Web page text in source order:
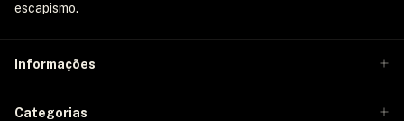
escapismo.
Informações
Categorias